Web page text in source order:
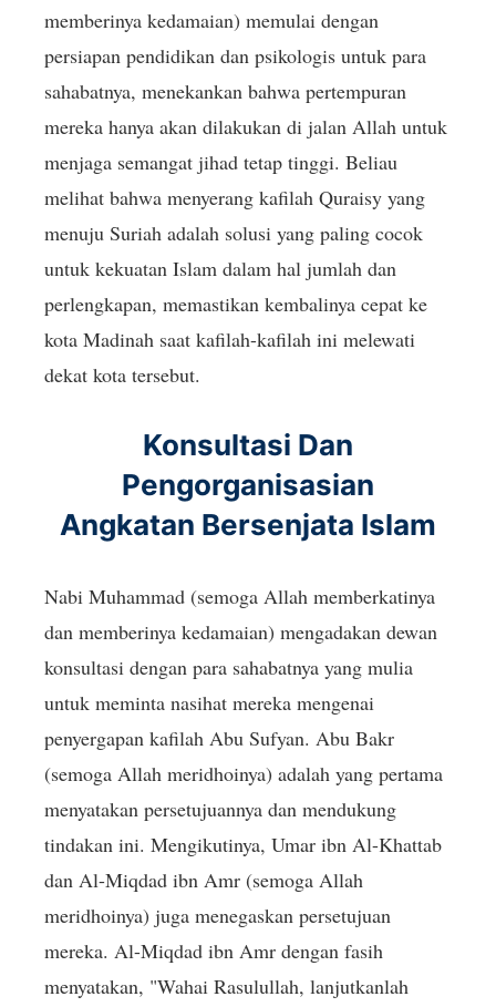
memberinya kedamaian) memulai dengan
persiapan pendidikan dan psikologis untuk para
sahabatnya, menekankan bahwa pertempuran
mereka hanya akan dilakukan di jalan Allah untuk
menjaga semangat jihad tetap tinggi. Beliau
melihat bahwa menyerang kafilah Quraisy yang
menuju Suriah adalah solusi yang paling cocok
untuk kekuatan Islam dalam hal jumlah dan
perlengkapan, memastikan kembalinya cepat ke
kota Madinah saat kafilah-kafilah ini melewati
dekat kota tersebut.
Konsultasi Dan
Pengorganisasian
Angkatan Bersenjata Islam
Nabi Muhammad (semoga Allah memberkatinya
dan memberinya kedamaian) mengadakan dewan
konsultasi dengan para sahabatnya yang mulia
untuk meminta nasihat mereka mengenai
penyergapan kafilah Abu Sufyan. Abu Bakr
(semoga Allah meridhoinya) adalah yang pertama
menyatakan persetujuannya dan mendukung
tindakan ini. Mengikutinya, Umar ibn Al-Khattab
dan Al-Miqdad ibn Amr (semoga Allah
meridhoinya) juga menegaskan persetujuan
mereka. Al-Miqdad ibn Amr dengan fasih
menyatakan, "Wahai Rasulullah, lanjutkanlah